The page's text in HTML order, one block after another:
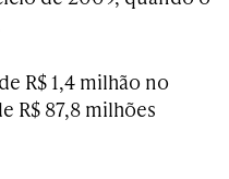
R$ 1,4 milhão no
R$ 87,8 milhões